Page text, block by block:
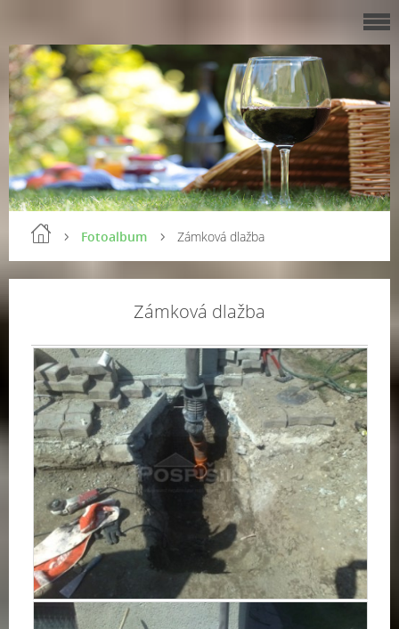
Fotoalbum Zámková dlažba
Zámková dlažba